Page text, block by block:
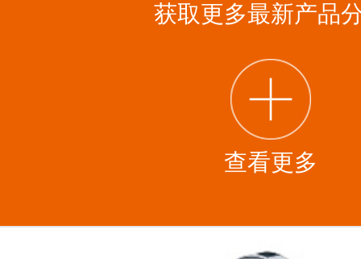
获取更多最新产品
查看更多